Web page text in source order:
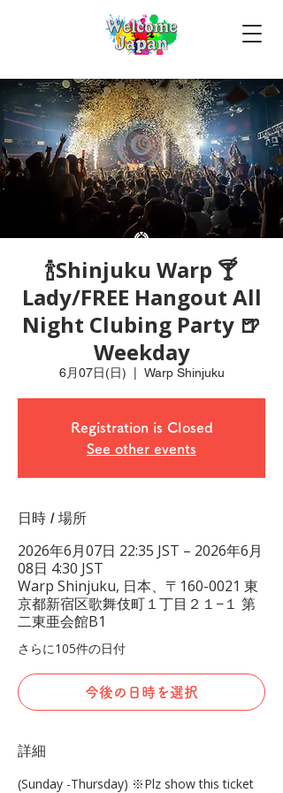
🍾Shinjuku Warp 🍸
Lady/FREE Hangout All
Night Clubing Party 🍺
Weekday
6月07日(日) Warp Shinjuku
Registration is Closed
See other events
日時 / 場所
2026年6月07日 22:35 JST – 2026年6月
08日 4:30 JST
Warp Shinjuku, 日本、〒160-0021 東
京都新宿区歌舞伎町１丁目２１−１ 第
二東亜会館B1
さらに105件の日付
今後の日時を選択
詳細
(Sunday -Thursday) ※Plz show this ticket